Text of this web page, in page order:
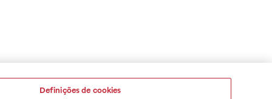
Definições de cookies